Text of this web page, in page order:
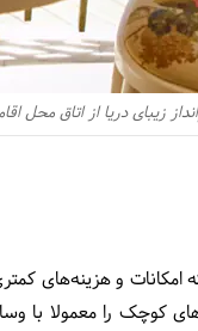
زیبای دریا از اتاق محل
امکانات و هزینه‌های
کوچک را معمولا با